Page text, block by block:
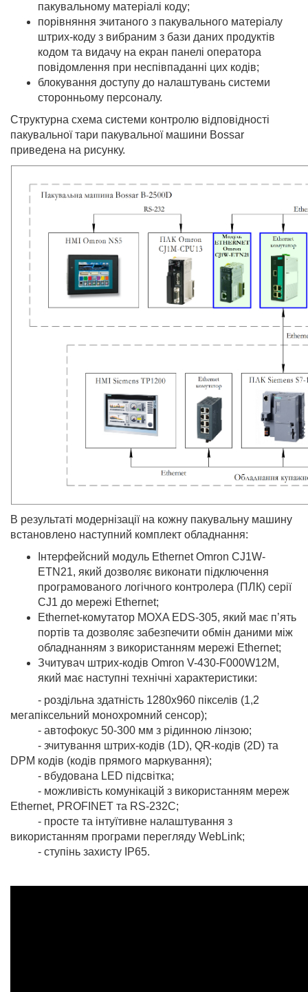
пакувальному матеріалі коду;
порівняння зчитаного з пакувального матеріалу
штрих-коду з вибраним з бази даних продуктів
кодом та видачу на екран панелі оператора
повідомлення при неспівпаданні цих кодів;
блокування доступу до налаштувань системи
сторонньому персоналу.
Структурна схема системи контролю відповідності
пакувальної тари пакувальної машини Bossar
приведена на рисунку.
В результаті модернізації на кожну пакувальну машину
встановлено наступний комплект обладнання:
Інтерфейсний модуль Ethernet Omron CJ1W-
ETN21, який дозволяє виконати підключення
програмованого логічного контролера (ПЛК) серії
CJ1 до мережі Ethernet;
Ethernet-комутатор MOXA EDS-305, який має п’ять
портів та дозволяє забезпечити обмін даними між
обладнанням з використанням мережі Ethernet;
Зчитувач штрих-кодів Omron V-430-F000W12M,
який має наступні технічні характеристики:
- роздільна здатність 1280х960 пікселів (1,2
мегапіксельний монохромний сенсор);
- автофокус 50-300 мм з рідинною лінзою;
- зчитування штрих-кодів (1D), QR-кодів (2D) та
DPM кодів (кодів прямого маркування);
- вбудована LED підсвітка;
- можливість комунікацій з використанням мереж
Ethernet, PROFINET та RS-232C;
- просте та інтуїтивне налаштування з
використанням програми перегляду WebLink;
- ступінь захисту IP65.